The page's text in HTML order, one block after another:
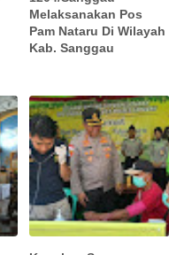
Melaksanakan Pos
Pam Nataru Di Wilayah
Kab. Sanggau